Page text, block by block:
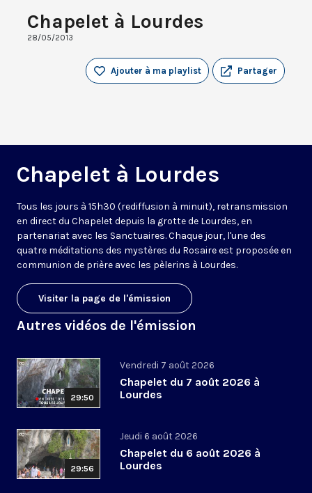
Chapelet à Lourdes
28/05/2013
Partager
Ajouter à ma playlist
Chapelet à Lourdes
Tous les jours à 15h30 (rediffusion à minuit), retransmission
en direct du Chapelet depuis la grotte de Lourdes, en
partenariat avec les Sanctuaires. Chaque jour, l'une des
quatre méditations des mystères du Rosaire est proposée en
communion de prière avec les pèlerins à Lourdes.
Visiter la page de l'émission
Autres vidéos de l'émission
29:50
Vendredi 7 août 2026
Chapelet du 7 août 2026 à
Lourdes
29:56
Jeudi 6 août 2026
Chapelet du 6 août 2026 à
Lourdes